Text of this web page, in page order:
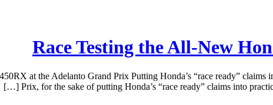
Race Testing the All-New
at the Adelanto Grand Prix Putting Honda’s “race ready”
Prix, for the sake of putting Honda’s “race ready” claims into